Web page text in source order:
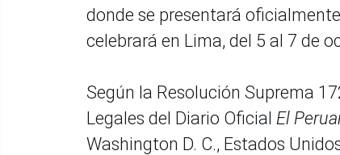
donde se presentará
celebrará en Lima, del 5 al 7 de
Según la Resolución Suprema
Legales del Diario Oficial El
Washington D. C., Estados